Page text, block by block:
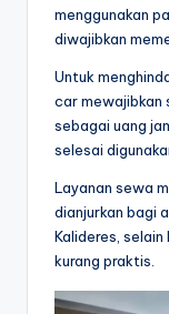
menggunakan
diwajibkan
Untuk
car mewajibkan
sebagai uang
selesai
Layanan sewa
dianjurkan bagi
Kalideres,
kurang praktis.